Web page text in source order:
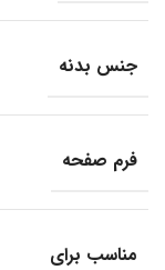
جنس بدنه
فرم صفحه
مناسب برای